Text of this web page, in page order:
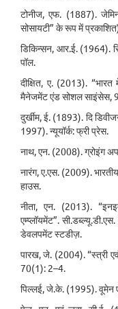
टोनीज, एफ. (1887).
सोसायटी” के रूप में
डिकिन्सन, आर.ई. (1964).
पॉल.
दीक्षित, ए. (2013).
मैनेजमेंट एंड सोशल साइंसेस,
दुर्खीम, ई. (1893). दि
1997). न्यूयॉर्क: फ्री प्रेस.
नाथ, एन. (2008). ग्रोइंग
नारंग, ए.एस. (2009).
हाउस.
नीता, एन. (2013).
एम्प्लॉयमेंट”.
डेवलपमेंट स्टडीज़.
पारख, जे. (2004). “स्त्री
70(1): 2–4.
पिल्लई, जे.के. (1995). वूमेन